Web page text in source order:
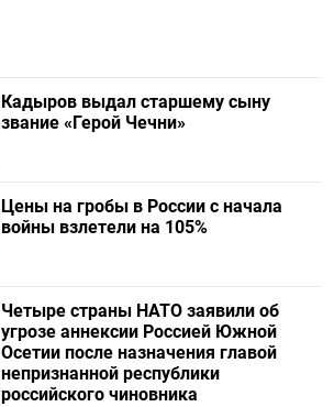
Кадыров выдал старшему сыну
звание «Герой Чечни»
Цены на гробы в России с начала
войны взлетели на 105%
Четыре страны НАТО заявили об
угрозе аннексии Россией Южной
Осетии после назначения главой
непризнанной республики
российского чиновника